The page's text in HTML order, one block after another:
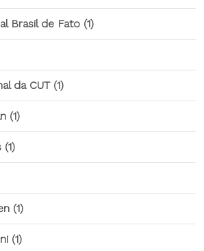
Brasil de Fato (1)
da CUT (1)
(1)
(1)
(1)
(1)